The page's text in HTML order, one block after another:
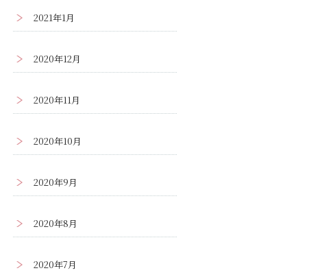
2021年1月
2020年12月
2020年11月
2020年10月
2020年9月
2020年8月
2020年7月